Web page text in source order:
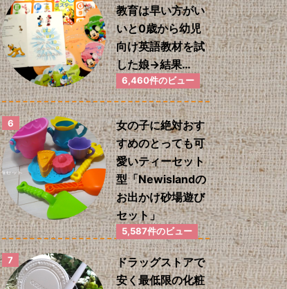
教育は早い方がい
いと0歳から幼児
向け英語教材を試
した娘→結果…
6,460件のビュー
女の子に絶対おす
すめのとっても可
愛いティーセット
型「Newislandの
お出かけ砂場遊び
セット」
5,587件のビュー
ドラッグストアで
安く最低限の化粧